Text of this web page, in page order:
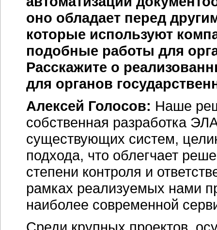
оно обладает перед
которые используют
подобные работы для
Расскажите о
для органов
Алексей Голосов: Наше
собственная разработка
существующих систем,
подхода, что облегчает
степени контроля и
рамках реализуемых нами
наиболее современной